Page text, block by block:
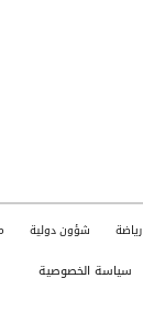
رياضة شؤون دولية
سياسة الخصوصية